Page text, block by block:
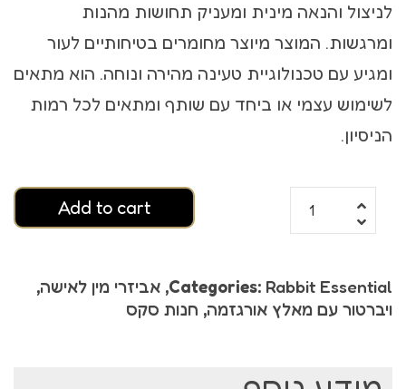
לניצול והנאה מינית ומעניק תחושות מהנות
ומרגשות. המוצר מיוצר מחומרים בטיחותיים לעור
ומגיע עם טכנולוגיית טעינה מהירה ונוחה. הוא מתאים
לשימוש עצמי או ביחד עם שותף ומתאים לכל רמות
הניסיון.
Add to cart
Categories: Rabbit Essential
, אביזרי מין לאישה,
ויברטור עם מאלץ אורגזמה, חנות סקס